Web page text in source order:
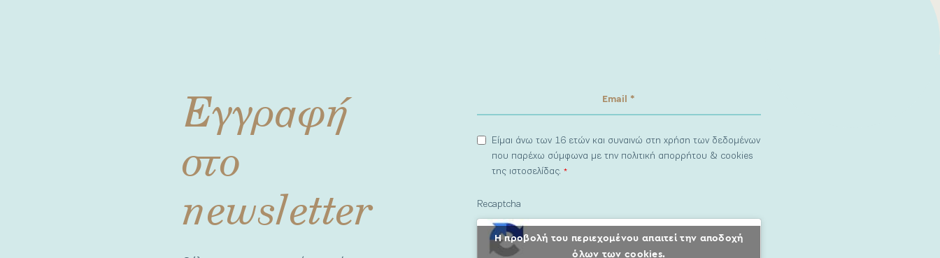
Εγγραφή
στο
newsletter
Είμαι άνω των 16 ετών και συναινώ στη χρήση των δεδομένων
που παρέχω σύμφωνα με την πολιτική απορρήτου & cookies
της ιστοσελίδας.*
Recaptcha
Η προβολή του περιεχομένου απαιτεί την αποδοχή
όλων των cookies.